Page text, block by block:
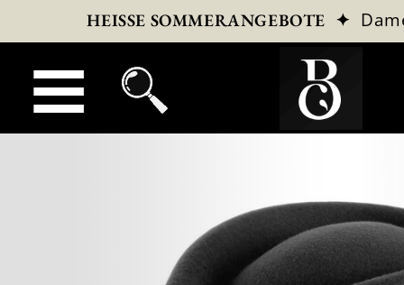
HEISSE SOMMERANGEBOTE ✦